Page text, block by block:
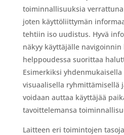
toiminnallisuuksia
joten käyttöliittymän
tehtiin iso uudistus. Hyvä
näkyy käyttäjälle navigoinnin
helppoudessa suorittaa
Esimerkiksi
visuaalisella ryhmittämisellä
voidaan auttaa käyttäjää
tavoittelemansa
Laitteen eri toimintojen